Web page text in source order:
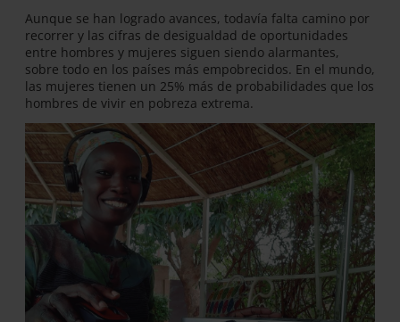
Aunque se han logrado avances, todavía falta camino por
recorrer y las cifras de desigualdad de oportunidades
entre hombres y mujeres siguen siendo alarmantes,
sobre todo en los países más empobrecidos. En el mundo,
las mujeres tienen un 25% más de probabilidades que los
hombres de vivir en pobreza extrema.